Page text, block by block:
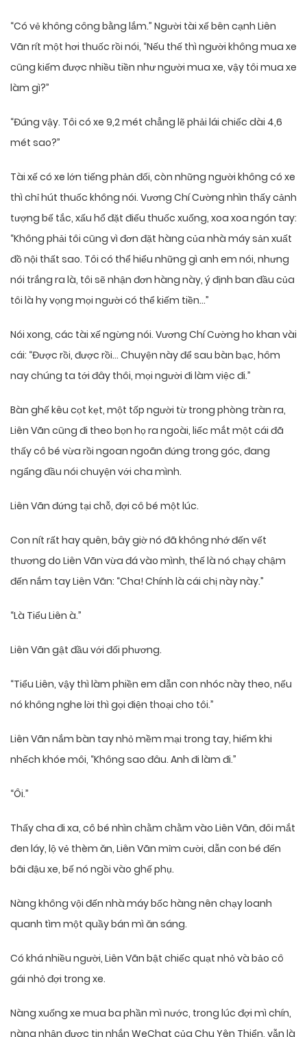
“Có vẻ không công bằng lắm.” Người tài xế bên cạnh Liên
Vãn rít một hơi thuốc rồi nói, “Nếu thế thì người không mua xe
cũng kiếm được nhiều tiền như người mua xe, vậy tôi mua xe
làm gì?”
“Đúng vậy. Tôi có xe 9,2 mét chẳng lẽ phải lái chiếc dài 4,6
mét sao?”
Tài xế có xe lớn tiếng phản đối, còn những người không có xe
thì chỉ hút thuốc không nói. Vương Chí Cường nhìn thấy cảnh
tượng bế tắc, xấu hổ đặt điếu thuốc xuống, xoa xoa ngón tay:
“Không phải tôi cũng vì đơn đặt hàng của nhà máy sản xuất
đồ nội thất sao. Tôi có thể hiểu những gì anh em nói, nhưng
nói trắng ra là, tôi sẽ nhận đơn hàng này, ý định ban đầu của
tôi là hy vọng mọi người có thể kiếm tiền…”
Nói xong, các tài xế ngừng nói. Vương Chí Cường ho khan vài
cái: “Được rồi, được rồi… Chuyện này để sau bàn bạc, hôm
nay chúng ta tới đây thôi, mọi người đi làm việc đi.”
Bàn ghế kêu cọt kẹt, một tốp người từ trong phòng tràn ra,
Liên Vãn cũng đi theo bọn họ ra ngoài, liếc mắt một cái đã
thấy cô bé vừa rồi ngoan ngoãn đứng trong góc, đang
ngẩng đầu nói chuyện với cha mình.
Liên Vãn đứng tại chỗ, đợi cô bé một lúc.
Con nít rất hay quên, bây giờ nó đã không nhớ đến vết
thương do Liên Vãn vừa đá vào mình, thế là nó chạy chậm
đến nắm tay Liên Vãn: “Cha! Chính là cái chị này này.”
“Là Tiểu Liên à.”
Liên Vãn gật đầu với đối phương.
“Tiểu Liên, vậy thì làm phiền em dẫn con nhóc này theo, nếu
nó không nghe lời thì gọi điện thoại cho tôi.”
Liên Vãn nắm bàn tay nhỏ mềm mại trong tay, hiếm khi
nhếch khóe môi, “Không sao đâu. Anh đi làm đi.”
“Ôi.”
Thấy cha đi xa, cô bé nhìn chằm chằm vào Liên Vãn, đôi mắt
đen láy, lộ vẻ thèm ăn, Liên Vãn mỉm cười, dẫn con bé đến
bãi đậu xe, bế nó ngồi vào ghế phụ.
Nàng không vội đến nhà máy bốc hàng nên chạy loanh
quanh tìm một quầy bán mì ăn sáng.
Có khá nhiều người, Liên Vãn bật chiếc quạt nhỏ và bảo cô
gái nhỏ đợi trong xe.
Nàng xuống xe mua ba phần mì nước, trong lúc đợi mì chín,
nàng nhận được tin nhắn WeChat của Chu Yên Thiển, vẫn là